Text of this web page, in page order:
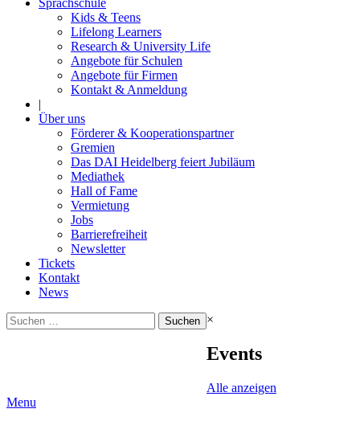
Sprachschule
Kids & Teens
Lifelong Learners
Research & University Life
Angebote für Schulen
Angebote für Firmen
Kontakt & Anmeldung
|
Über uns
Förderer & Kooperationspartner
Gremien
Das DAI Heidelberg feiert Jubiläum
Mediathek
Hall of Fame
Vermietung
Jobs
Barrierefreiheit
Newsletter
Tickets
Kontakt
News
Suchen
nach:
×
Events
Alle anzeigen
Menu